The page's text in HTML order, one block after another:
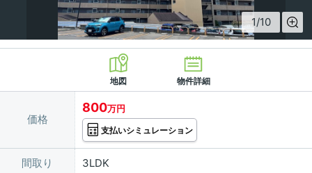
1/10
地図 物件詳細
価格
800万円
支払いシミュレーション
間取り 3LDK